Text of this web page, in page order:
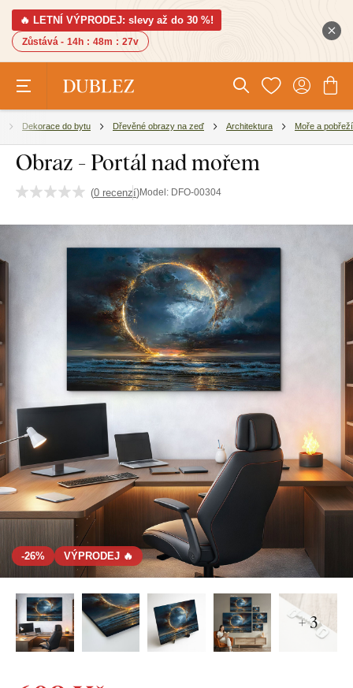
🔥 LETNÍ VÝPRODEJ: slevy až do 30 %!
Zůstává - 14h : 48m : 26v
Dekorace do bytu Dřevěné obrazy na zeď Architektura Moře a pobřeží
Obraz - Portál nad mořem
(0 recenzí)Model: DFO-00304
-26% VÝPRODEJ 🔥
+ 3